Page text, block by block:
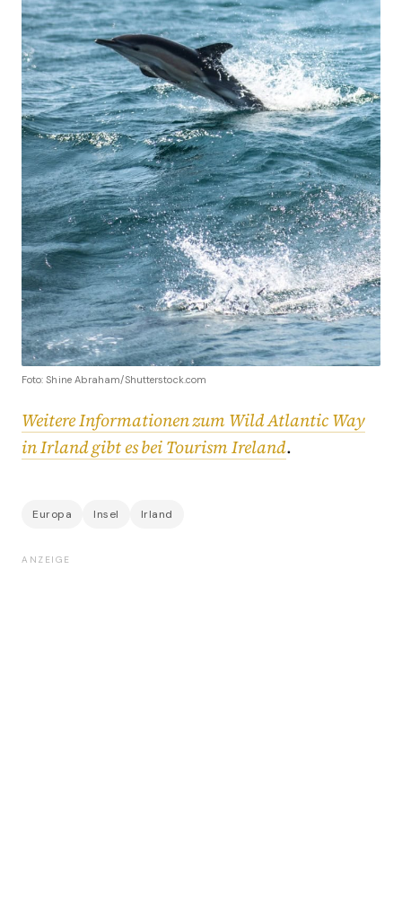
Foto: Shine Abraham/Shutterstock.com
Weitere Informationen zum Wild Atlantic Way
in Irland gibt es bei Tourism Ireland.
Europa Insel Irland
ANZEIGE